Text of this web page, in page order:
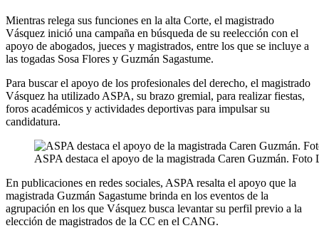
Mientras relega sus funciones en la alta Corte, el magistrado
Vásquez inició una campaña en búsqueda de su reelección con el
apoyo de abogados, jueces y magistrados, entre los que se incluye a
las togadas Sosa Flores y Guzmán Sagastume.
Para buscar el apoyo de los profesionales del derecho, el magistrado
Vásquez ha utilizado ASPA, su brazo gremial, para realizar fiestas,
foros académicos y actividades deportivas para impulsar su
candidatura.
ASPA destaca el apoyo de la magistrada Caren Guzmán.
En publicaciones en redes sociales, ASPA resalta el apoyo que la
magistrada Guzmán Sagastume brinda en los eventos de la
agrupación en los que Vásquez busca levantar su perfil previo a la
elección de magistrados de la CC en el CANG.